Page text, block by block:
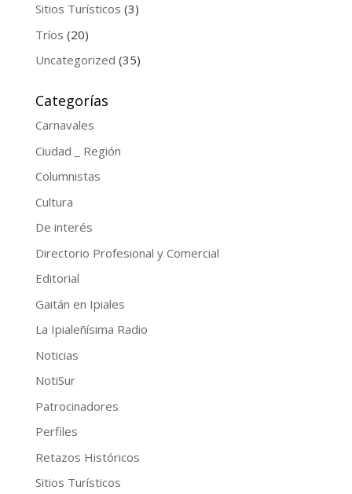
Sitios Turísticos (3)
Tríos (20)
Uncategorized (35)
Categorías
Carnavales
Ciudad _ Región
Columnistas
Cultura
De interés
Directorio Profesional y Comercial
Editorial
Gaitán en Ipiales
La Ipialeñísima Radio
Noticias
NotiSur
Patrocinadores
Perfiles
Retazos Históricos
Sitios Turísticos